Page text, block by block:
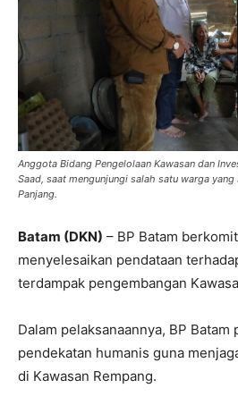
Anggota Bidang Pengelolaan Kawasan dan
Saad, saat mengunjungi salah satu warga
Panjang.
Batam (DKN) – BP Batam
menyelesaikan pendataan
terdampak pengembangan
Dalam pelaksanaannya, BP Batam
pendekatan humanis guna
di Kawasan Rempang.